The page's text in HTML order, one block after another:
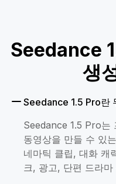
Seedance
생
Seedance 1.5 Pro란
Seedance 1.5 Pro는
동영상을 만들 수 있
네마틱 클립, 대화 캐
크, 광고, 단편 드라